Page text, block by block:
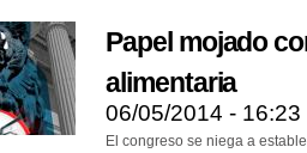
Papel mojado
alimentaria
06/05/2014 - 16:23
El congreso se niega a